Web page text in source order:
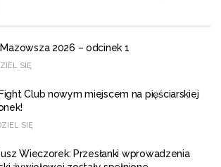
2026 – odcinek 1
SIĘ
Club nowym miejscem na pięściarskiej
SIĘ
Wieczorek: Przesłanki wprowadzenia